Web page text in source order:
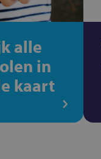
alle
in
kaart